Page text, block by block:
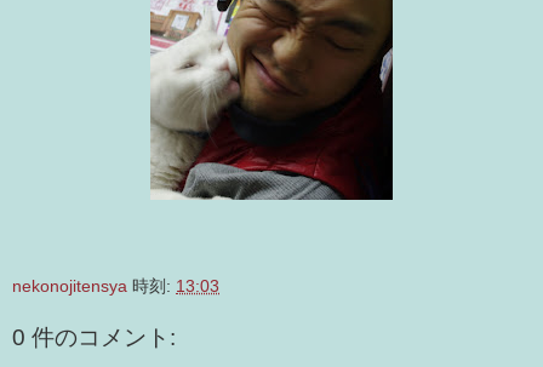
nekonojitensya 時刻: 13:03
0 件のコメント: